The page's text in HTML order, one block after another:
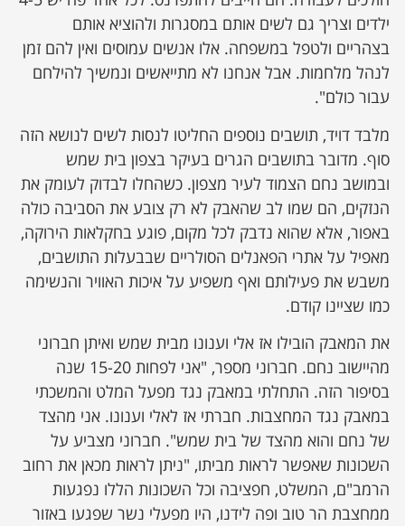
ילדים וצריך גם לשים אותם במסגרות ולהוציא אותם
בצהריים ולטפל במשפחה. אלו אנשים עמוסים ואין להם זמן
לנהל מלחמות. אבל אנחנו לא מתייאשים ונמשיך להילחם
עבור כולם".
מלבד דויד, תושבים נוספים החליטו לנסות לשים לנושא הזה
סוף. מדובר בתושבים הגרים בעיקר בצפון בית שמש
ובמושב נחם הצמוד לעיר מצפון. כשהחלו לבדוק לעומק את
הנזקים, הם שמו לב שהאבק לא רק צובע את הסביבה כולה
באפור, אלא שהוא נדבק לכל מקום, פוגע בחקלאות הירוקה,
מאפיל על אתרי הפאנלים הסולריים שבבעלות התושבים,
משבש את פעילותם ואף משפיע על איכות האוויר והנשימה
כמו שציינו קודם.
את המאבק הובילו אז אלי וענונו מבית שמש ואיתן חברוני
מהיישוב נחם. חברוני מספר, "אני לפחות 15-20 שנה
בסיפור הזה. התחלתי במאבק נגד מפעל המלט והמשכתי
במאבק נגד המחצבות. חברתי אז לאלי וענונו. אני מהצד
של נחם והוא מהצד של בית שמש". חברוני מצביע על
השכונות שאפשר לראות מביתו, "ניתן לראות מכאן את רחוב
הרמב"ם, המשלט, חפציבה וכל השכונות הללו נפגעות
ממחצבת הר טוב ופה לידנו, היו מפעלי נשר שפגעו באזור